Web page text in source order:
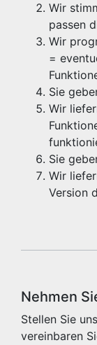
Wir
passen
Wir
=
Sie
Wir
Sie
Wir
Version
Nehmen
Stellen Sie
vereinbaren